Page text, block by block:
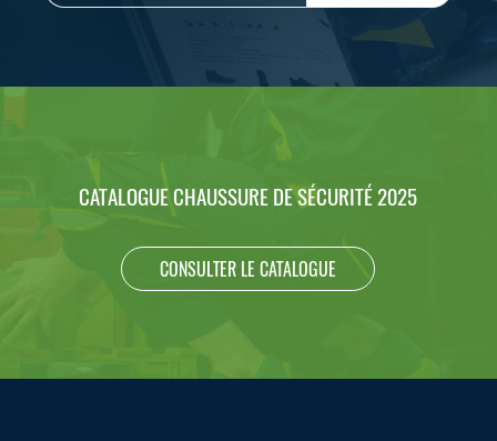
CATALOGUE CHAUSSURE DE SÉCURITÉ 2025
CONSULTER LE CATALOGUE